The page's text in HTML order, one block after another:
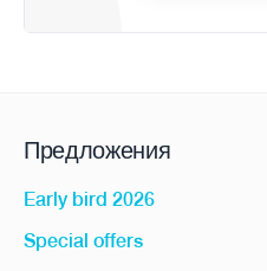
Предложения
Early bird 2026
Special offers